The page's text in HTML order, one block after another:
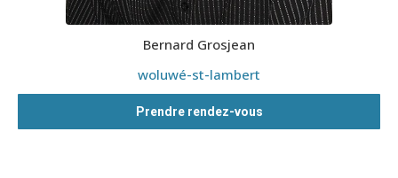
Bernard Grosjean
woluwé-st-lambert
Prendre rendez-vous